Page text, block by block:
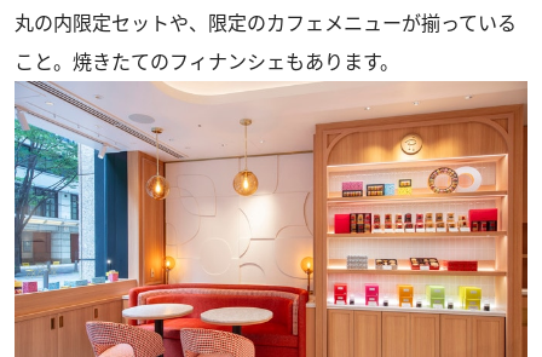
丸の内限定セットや、限定のカフェメニューが揃っている
こと。焼きたてのフィナンシェもあります。